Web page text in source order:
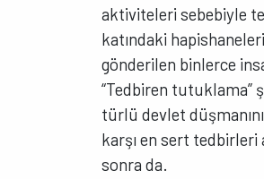
aktiviteleri sebebiyle
katındaki
gönderilen binlerce
“Tedbiren tutuklama”
türlü devlet
karşı en sert
sonra da.